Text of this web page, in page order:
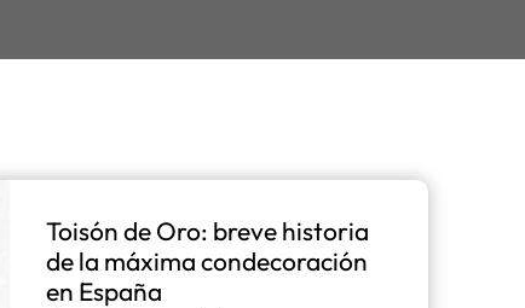
Toisón de Oro: breve historia
de la máxima condecoración
en España